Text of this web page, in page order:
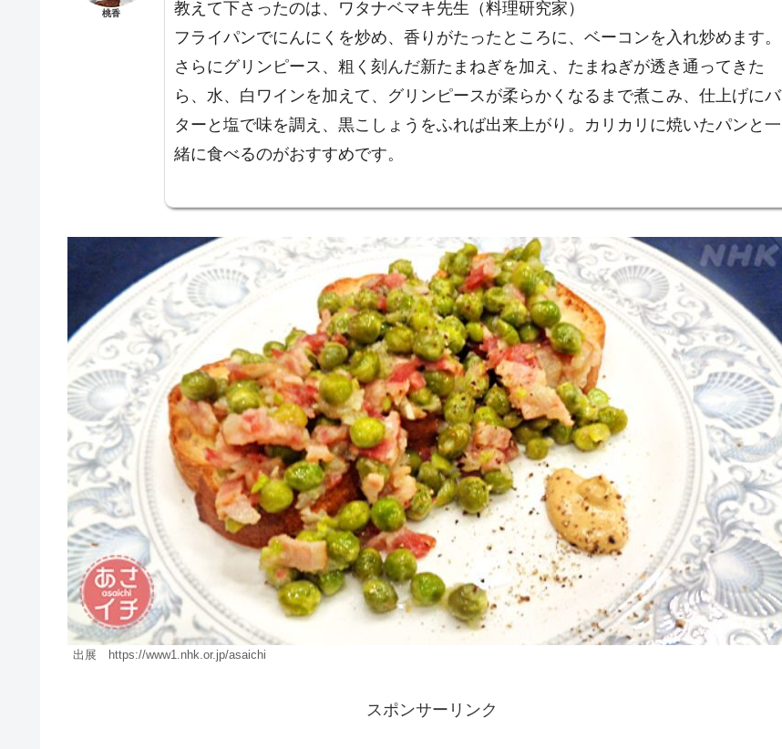
桃香
教えて下さったのは、ワタナベマキ先生（料理研究家）
フライパンでにんにくを炒め、香りがたったところに、ベーコンを入れ炒めます。
さらにグリンピース、粗く刻んだ新たまねぎを加え、たまねぎが透き通ってきた
ら、水、白ワインを加えて、グリンピースが柔らかくなるまで煮こみ、仕上げにバ
ターと塩で味を調え、黒こしょうをふれば出来上がり。カリカリに焼いたパンと一
緒に食べるのがおすすめです。
出展 https://www1.nhk.or.jp/asaichi
スポンサーリンク